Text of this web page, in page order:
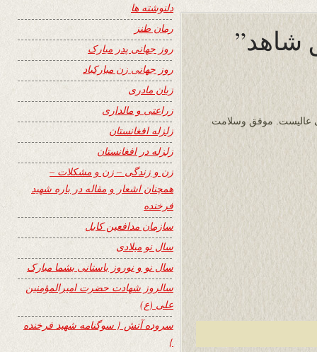
عالیست. موفق وسلامت
دلنوشته ها
رمان طنز
روز جهانی پدر مبارک
روز جهانی زن مبارکباد
زبان مادری
زراعتی و مالداری
زلزله افغانستان
زلزله در افغانستان
زن و زندگی – زن و مشکلات –
همچنان اشعار و مقاله در باره شهید
فرخنده
سازمان مدافعین کابل
سال نو میلادی
سال نو و نوروز باستانی بشما مبارک
سالروز شهادت حضرت امیرالمؤمنین
علی (ع)
سروده آتش { سوگنامه شهید فرخنده
}